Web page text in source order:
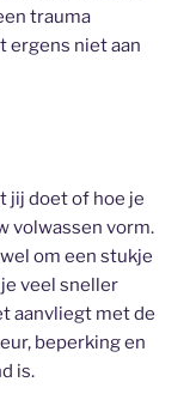
trauma
ergens niet aan
jij doet of hoe je
volwassen vorm.
om een stukje
veel sneller
aanvliegt met de
beperking en
is.